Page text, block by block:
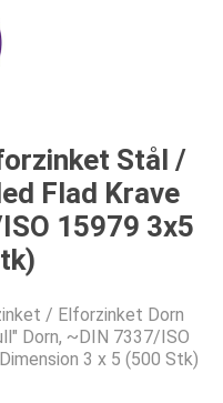
Stål /
Flad Krave
15979 3x5
/ Elforzinket Dorn
Dorn, ~DIN 7337/ISO
3 x 5 (500 Stk)